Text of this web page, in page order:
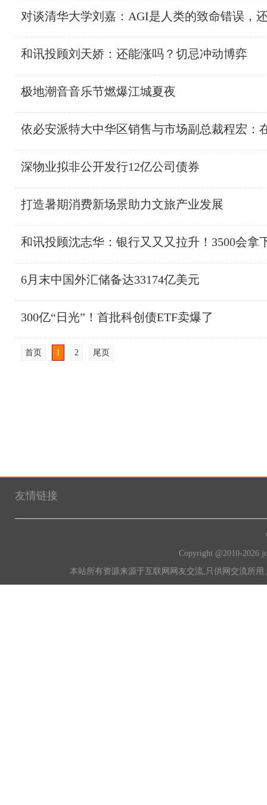
对谈清华大学刘嘉：AGI是人类的致命错误，
和讯投顾刘天娇：还能涨吗？切忌冲动博弈
极地潮音音乐节燃爆江城夏夜
依必安派特大中华区销售与市场副总裁程宏：
深物业拟非公开发行12亿公司债券
打造暑期消费新场景助力文旅产业发展
和讯投顾沈志华：银行又又又拉升！3500会拿
6月末中国外汇储备达33174亿美元
300亿“日光”！首批科创债ETF卖爆了
首页 1 2 尾页
友情链接
Copyright @2010-2026
本站所有资源来源于互联网网友交流,只供网交流所